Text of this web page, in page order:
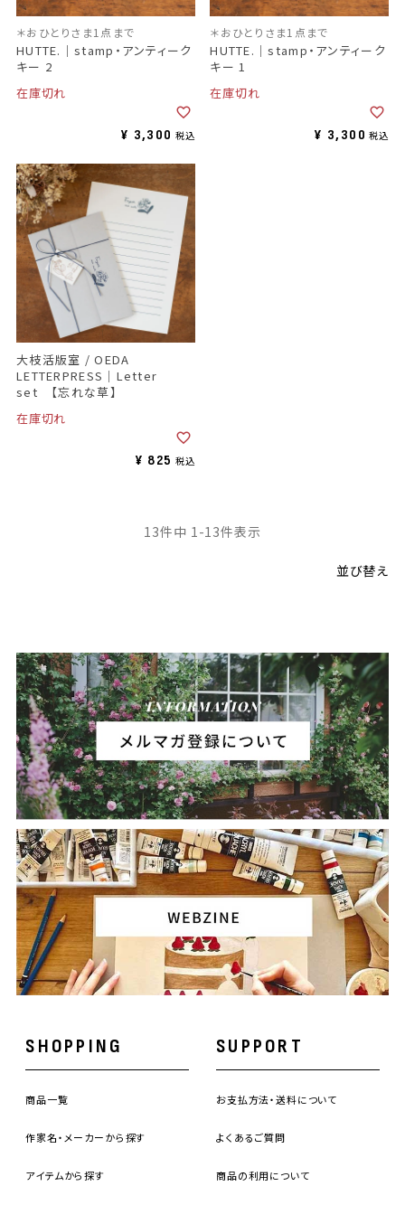
＊おひとりさま1点まで
HUTTE.｜stamp・アンティーク
キー 2
在庫切れ
¥ 3,300 税込
＊おひとりさま1点まで
HUTTE.｜stamp・アンティーク
キー 1
在庫切れ
¥ 3,300 税込
大枝活版室 / OEDA
LETTERPRESS｜Letter
set 【忘れな草】
在庫切れ
¥ 825 税込
並び替え
13件中 1 -13件表示
SHOPPING
商品一覧
作家名・メーカーから探す
アイテムから探す
SUPPORT
お支払方法・送料について
よくあるご質問
商品の利用について